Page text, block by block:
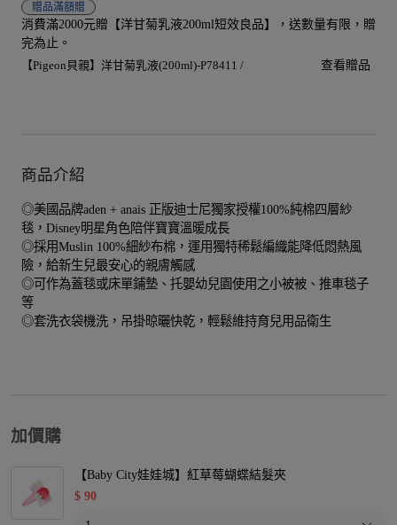
贈品滿額贈
消費滿2000元贈【洋甘菊乳液200ml短效良品】，送數量有限，贈
完為止。
【Pigeon貝親】洋甘菊乳液(200ml)-P78411 /
查看贈品
商品介紹
◎美國品牌aden + anais 正版迪士尼獨家授權100%純棉四層紗
毯，Disney明星角色陪伴寶寶溫暖成長
◎採用Muslin 100%細紗布棉，運用獨特稀鬆編織能降低悶熱風
險，給新生兒最安心的親膚觸感
◎可作為蓋毯或床單鋪墊、托嬰幼兒園使用之小被被、推車毯子
等
◎套洗衣袋機洗，吊掛晾曬快乾，輕鬆維持育兒用品衛生
加價購
【Baby City娃娃城】紅草莓蝴蝶結髮夾
$ 90